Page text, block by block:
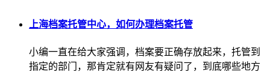
上海档案托管中心，如何办理档案托管
小编一直在给大家强调，档案要正确存放起来，托管到
指定的部门，那肯定就有网友有疑问了，到底哪些地方